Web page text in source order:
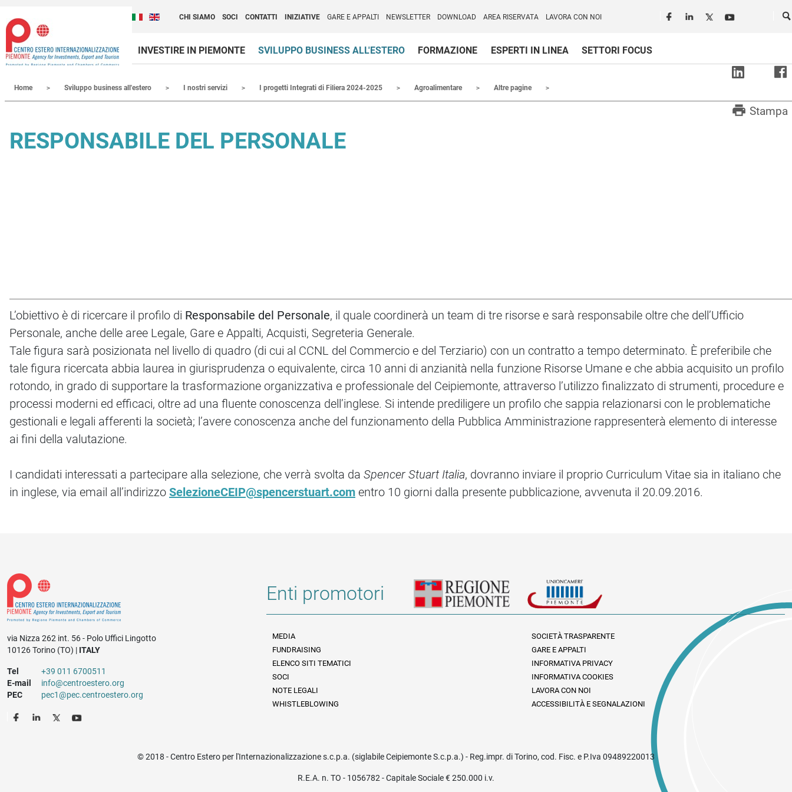
Italiano (Italia)
English (United Kingdom)
CHI SIAMO SOCI CONTATTI INIZIATIVE GARE E APPALTI NEWSLETTER DOWNLOAD AREA RISERVATA LAVORA CON NOI Seguici in rete
INVESTIRE IN PIEMONTE SVILUPPO BUSINESS ALL'ESTERO FORMAZIONE ESPERTI IN LINEA
SETTORI FOCUS
Home Sviluppo business all'estero I nostri servizi I progetti Integrati di Filiera 2024-2025 Agroalimentare Altre pagine
print Stampa
RESPONSABILE DEL PERSONALE
L’obiettivo è di ricercare il profilo di Responsabile del Personale, il quale coordinerà un team di tre risorse e sarà responsabile oltre che dell’Ufficio
Personale, anche delle aree Legale, Gare e Appalti, Acquisti, Segreteria Generale.
Tale figura sarà posizionata nel livello di quadro (di cui al CCNL del Commercio e del Terziario) con un contratto a tempo determinato. È preferibile che
tale figura ricercata abbia laurea in giurisprudenza o equivalente, circa 10 anni di anzianità nella funzione Risorse Umane e che abbia acquisito un profilo
rotondo, in grado di supportare la trasformazione organizzativa e professionale del Ceipiemonte, attraverso l’utilizzo finalizzato di strumenti, procedure e
processi moderni ed efficaci, oltre ad una fluente conoscenza dell’inglese. Si intende prediligere un profilo che sappia relazionarsi con le problematiche
gestionali e legali afferenti la società; l’avere conoscenza anche del funzionamento della Pubblica Amministrazione rappresenterà elemento di interesse
ai fini della valutazione.
I candidati interessati a partecipare alla selezione, che verrà svolta da Spencer Stuart Italia, dovranno inviare il proprio Curriculum Vitae sia in italiano che
in inglese, via email all’indirizzo SelezioneCEIP@spencerstuart.com entro 10 giorni dalla presente pubblicazione, avvenuta il 20.09.2016.
via Nizza 262 int. 56 - Polo Uffici Lingotto
10126 Torino (TO) | ITALY
Tel
+39 011 6700511
E-mail
info@centroestero.org
PEC
pec1@pec.centroestero.org
Enti promotori
Informazioni legali e trasparenza
MEDIA
SOCIETÀ TRASPARENTE
FUNDRAISING
GARE E APPALTI
ELENCO SITI TEMATICI
INFORMATIVA PRIVACY
SOCI
INFORMATIVA COOKIES
NOTE LEGALI
LAVORA CON NOI
WHISTLEBLOWING
ACCESSIBILITÀ E SEGNALAZIONI
© 2018 - Centro Estero per l'Internazionalizzazione s.c.p.a. (siglabile Ceipiemonte S.c.p.a.) - Reg.impr. di Torino, cod. Fisc. e P.Iva 09489220013
R.E.A. n. TO - 1056782 - Capitale Sociale € 250.000 i.v.